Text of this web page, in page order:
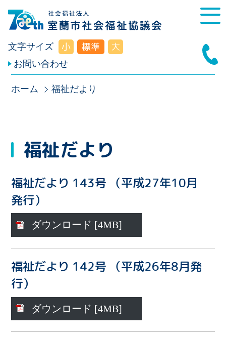
文字サイズ 小 標準 大
お問い合わせ
ホーム 福祉だより
福祉だより
福祉だより 143号 （平成27年10月
発行）
ダウンロード [4MB]
福祉だより 142号 （平成26年8月発
行）
ダウンロード [4MB]